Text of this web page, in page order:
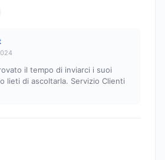
il tempo di inviarci i suoi
lieti di ascoltarla. Servizio Clienti